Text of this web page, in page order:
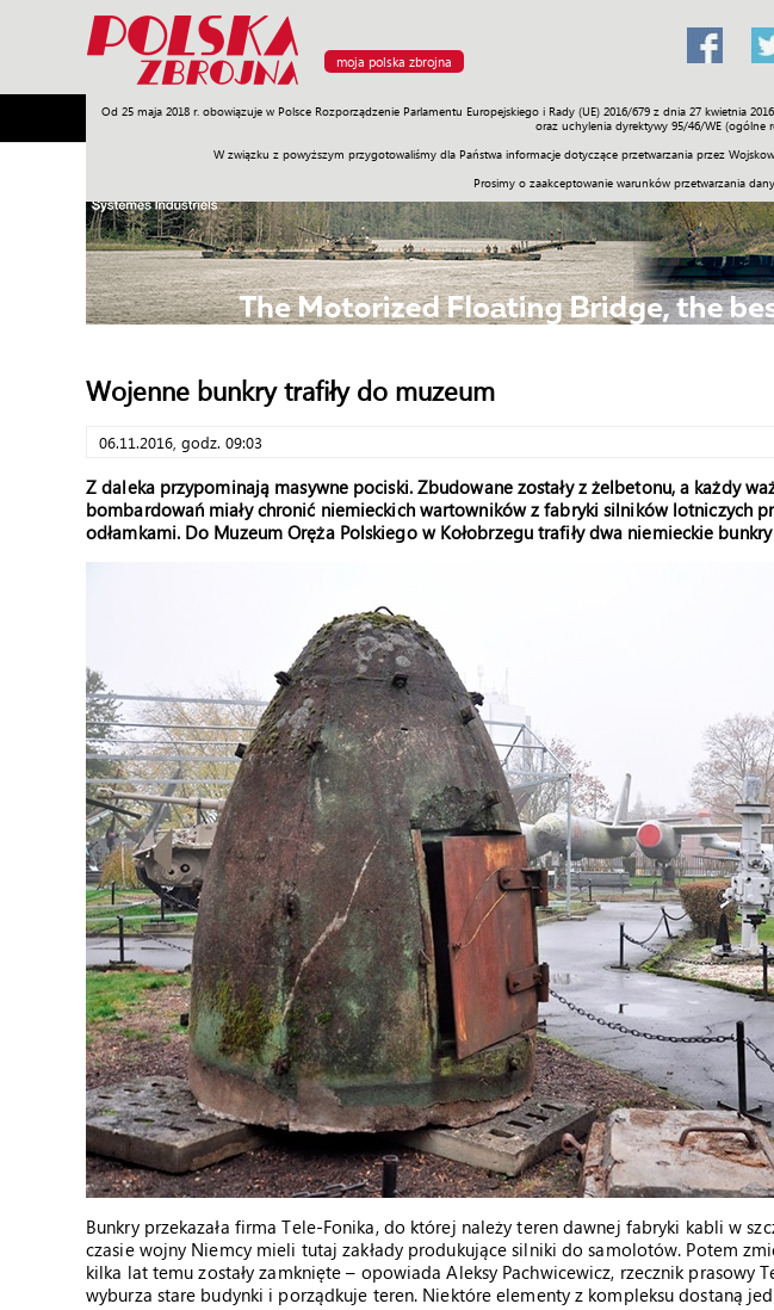
moja polska zbrojna
Od 25 maja 2018 r. obowiązuje w Polsce Rozporządzenie Parlamentu Europejskiego i Rady (UE) 2016/679 z dnia 27 kwietnia
oraz uchylenia dyrektywy 95/46/WE (ogólne
W związku z powyższym przygotowaliśmy dla Państwa informacje dotyczące przetwarzania przez
Prosimy o zaakceptowanie warunków przetwarzania
Armia Poligon Sprzęt Misje Polityka Prawo Świat Społeczność Sport
Wojenne bunkry trafiły do muzeum
06.11.2016, godz. 09:03
Z daleka przypominają masywne pociski. Zbudowane zostały z żelbetonu, a każdy
bombardowań miały chronić niemieckich wartowników z fabryki silników lotniczych
odłamkami. Do Muzeum Oręża Polskiego w Kołobrzegu trafiły dwa niemieckie
Bunkry przekazała firma Tele-Fonika, do której należy teren dawnej fabryki kabli w
czasie wojny Niemcy mieli tutaj zakłady produkujące silniki do samolotów. Potem
kilka lat temu zostały zamknięte – opowiada Aleksy Pachwicewicz, rzecznik prasowy
wyburza stare budynki i porządkuje teren. Niektóre elementy z kompleksu dostaną